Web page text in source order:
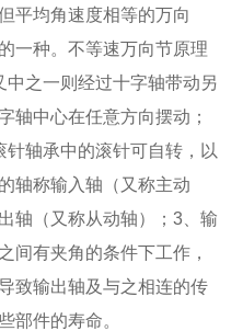
平均角速度相等的万向
一种。不等速万向节原理
之一则经过十字轴带动另
轴中心在任意方向摆动；
轴承中的滚针可自转，以
轴称输入轴（又称主动
轴（又称从动轴）；3、输
间有夹角的条件下工作，
致输出轴及与之相连的传
部件的寿命。